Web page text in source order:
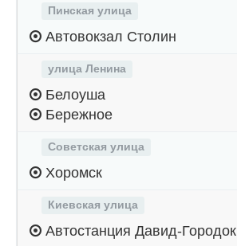
Пинская улица
Автовокзал Столин
улица Ленина
Белоуша
Бережное
Советская улица
Хоромск
Киевская улица
Автостанция Давид-Городок